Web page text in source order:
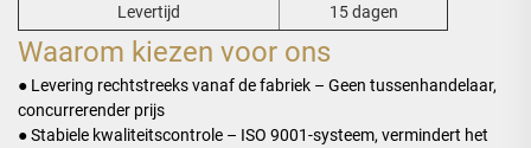
Levertijd
15 dagen
Waarom kiezen voor ons
● Levering rechtstreeks vanaf de fabriek – Geen tussenhandelaar,
concurrerender prijs
● Stabiele kwaliteitscontrole – ISO 9001-systeem, vermindert het